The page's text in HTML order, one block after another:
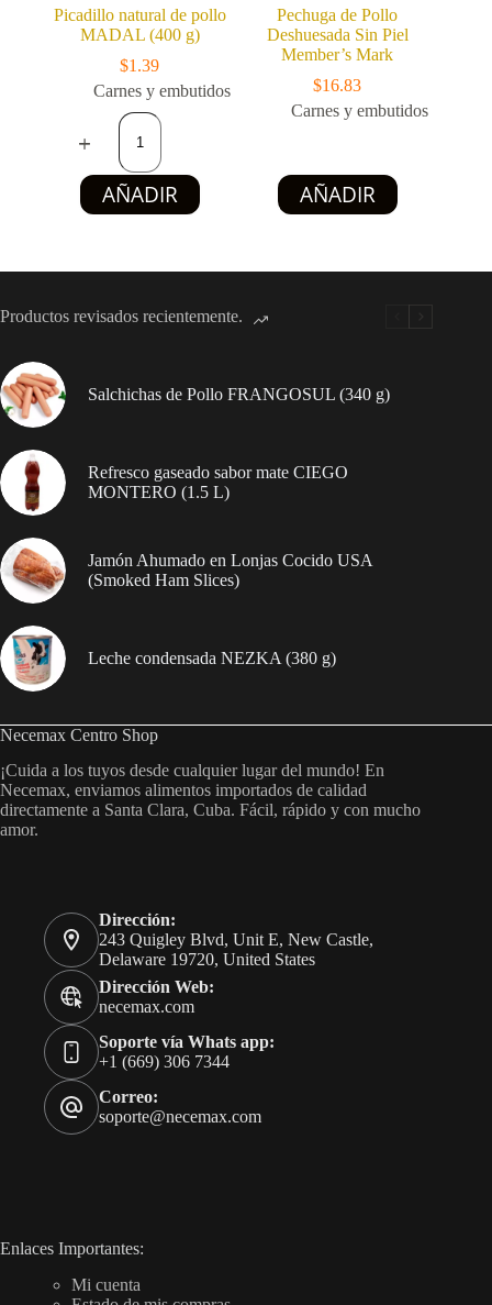
producto
producto
Picadillo natural de pollo
MADAL (400 g)
$1.39
Carnes y embutidos
Picadillo
natural
de
pollo
MADAL
(400
AÑADIR
Pechuga de Pollo
Deshuesada Sin Piel
Member’s Mark
$16.83
Carnes y embutidos
AÑADIR
Este
producto
tiene
la
Productos revisados recientemente.
Salchichas de Pollo FRANGOSUL (340 g)
Refresco gaseado sabor mate CIEGO
MONTERO (1.5 L)
Jamón Ahumado en Lonjas Cocido USA
(Smoked Ham Slices)
Leche condensada NEZKA (380 g)
Necemax Centro Shop
¡Cuida a los tuyos desde cualquier lugar del mundo! En
Necemax, enviamos alimentos importados de calidad
directamente a Santa Clara, Cuba. Fácil, rápido y con mucho
amor.
Dirección:
243 Quigley Blvd, Unit E, New Castle,
Delaware 19720, United States
Dirección Web:
necemax.com
Soporte vía Whats app:
+1 (669) 306 7344
Correo:
soporte@necemax.com
Enlaces Importantes:
Mi cuenta